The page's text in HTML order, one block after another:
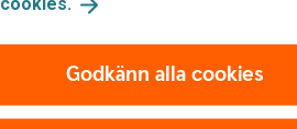
olika kategorierna går. Särskilt
Godkänn alla cookies